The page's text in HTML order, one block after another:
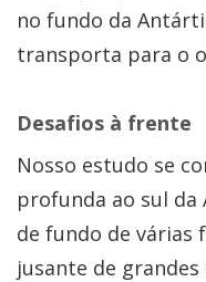
no fundo da
transporta para o
Desafios à frente
Nosso estudo se
profunda ao sul da
de fundo de várias
jusante de